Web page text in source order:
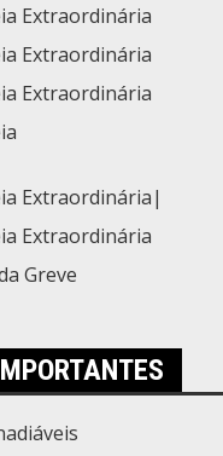
Extraordinária
Extraordinária
Extraordinária
Extraordinária|
Extraordinária
Greve